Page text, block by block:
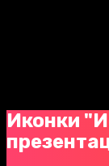
Иконки